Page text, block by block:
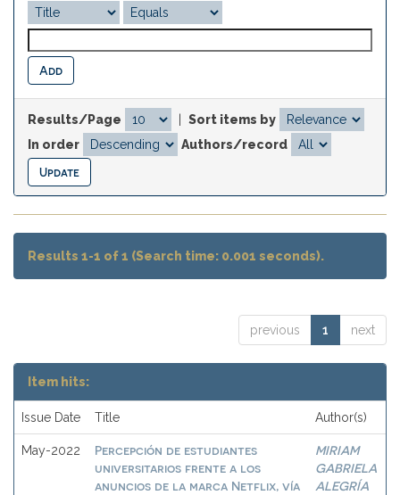
Results/Page
Sort items by
In order
Authors/record
Results 1-1 of 1 (Search time: 0.001 seconds).
previous 1 next
Item hits:
Issue Date Title Author(s)
May-2022
Percepción de estudiantes
universitarios frente a los
anuncios de la marca Netflix, vía
MIRIAM
GABRIELA
ALEGRÍA